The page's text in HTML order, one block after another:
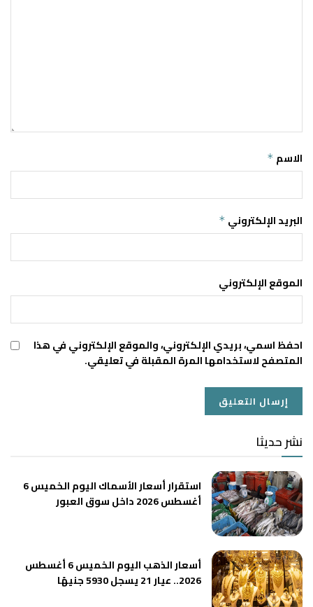
الاسم *
البريد الإلكتروني *
الموقع الإلكتروني
احفظ اسمي، بريدي الإلكتروني، والموقع الإلكتروني في هذا
المتصفح لاستخدامها المرة المقبلة في تعليقي.
نشر حديثا
استقرار أسعار الأسماك اليوم الخميس 6
أغسطس 2026 داخل سوق العبور
أسعار الذهب اليوم الخميس 6 أغسطس
2026.. عيار 21 يسجل 5930 جنيهًا